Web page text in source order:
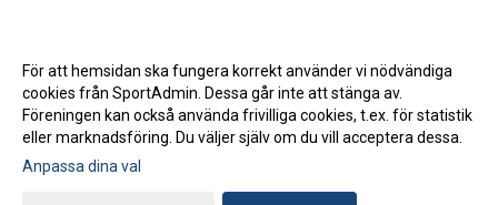
Gå till Webbversion
För att hemsidan ska fungera korrekt använder vi nödvändiga
cookies från SportAdmin. Dessa går inte att stänga av.
Föreningen kan också använda frivilliga cookies, t.ex. för statistik
eller marknadsföring. Du väljer själv om du vill acceptera dessa.
Anpassa dina val